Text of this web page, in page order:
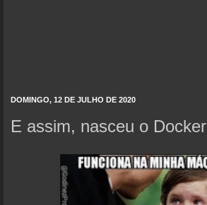
DOMINGO, 12 DE JULHO DE 2020
E assim, nasceu o Docker